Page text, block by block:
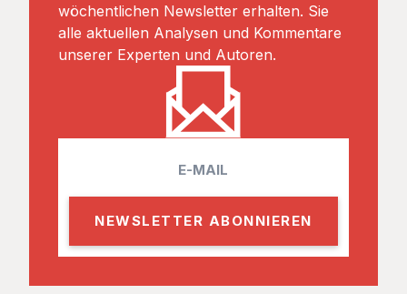
wöchentlichen Newsletter erhalten. Sie
alle aktuellen Analysen und Kommentare
unserer Experten und Autoren.
a
l